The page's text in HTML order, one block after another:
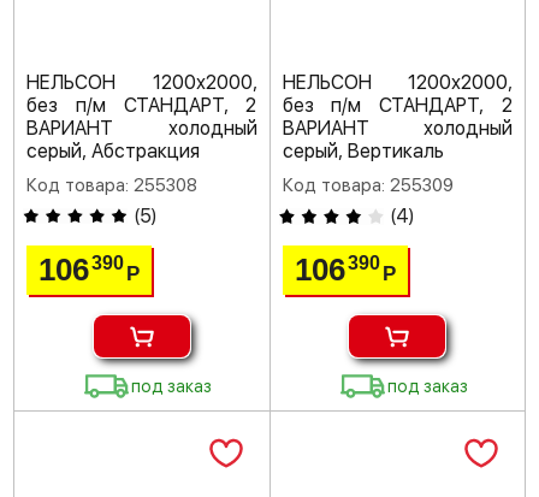
НЕЛЬСОН 1200х2000,
без п/м СТАНДАРТ, 2
ВАРИАНТ холодный
серый, Абстракция
Код товара: 255308
(5)
106390Р
под заказ
НЕЛЬСОН 1200х2000,
без п/м СТАНДАРТ, 2
ВАРИАНТ холодный
серый, Вертикаль
Код товара: 255309
(4)
106390 Р
под заказ